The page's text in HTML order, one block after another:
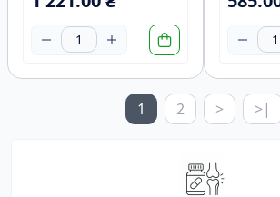
1 2 > >|